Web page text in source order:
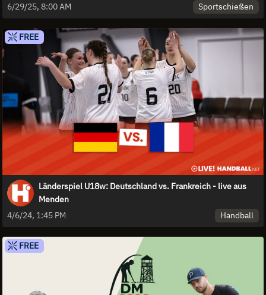
6/29/25, 8:00 AM Sportschießen
FREE
Länderspiel U18w: Deutschland vs. Frankreich - live aus
Menden
4/6/24, 1:45 PM
Handball
FREE